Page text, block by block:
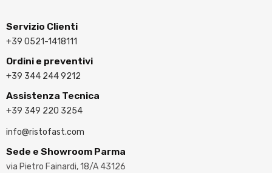
Servizio Clienti
+39 0521-1418111
Ordini e preventivi
+39 344 244 9212
Assistenza Tecnica
+39 349 220 3254
info@ristofast.com
Sede e Showroom Parma
via Pietro Fainardi, 18/A 43126